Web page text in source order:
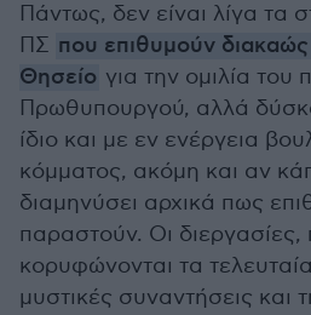
Πάντως, δεν είναι λίγα τα
ΠΣ που επιθυμούν
Θησείο για την ομιλία του
Πρωθυπουργού, αλλά
ίδιο και με εν ενέργεια
κόμματος, ακόμη και αν
διαμηνύσει αρχικά πως
παραστούν. Οι διεργασίες,
κορυφώνονται τα
μυστικές συναντήσεις και